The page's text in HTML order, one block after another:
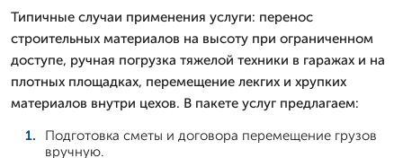
Типичные случаи применения услуги: перенос
строительных материалов на высоту при ограниченном
доступе, ручная погрузка тяжелой техники в гаражах и на
плотных площадках, перемещение лекгих и хрупких
материалов внутри цехов. В пакете услуг предлагаем:
Подготовка сметы и договора перемещение грузов
вручную.